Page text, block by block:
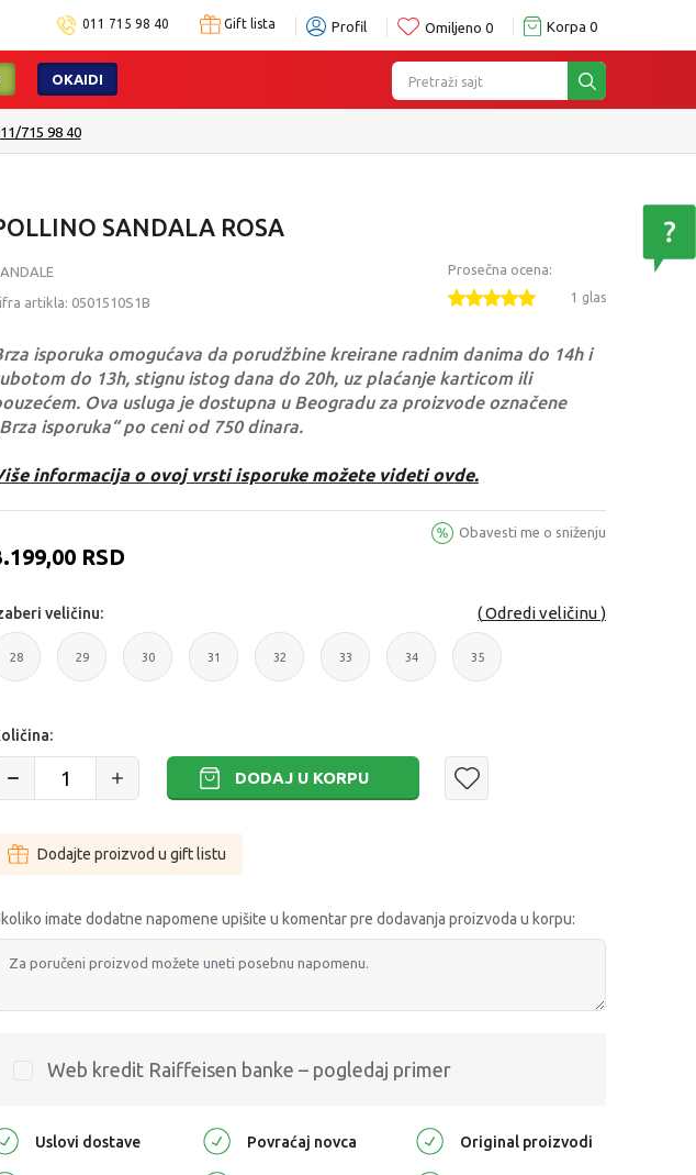
011 715 98 40 Gift lista Profil Omiljeno 0 Korpa 0
Pretraži sajt
OKAIDI
715 98 40
SANDALA ROSA
artikla: 0501510S1B
Prosečna ocena:
1 glas
isporuka omogućava da porudžbine kreirane radnim danima do 14h i
do 13h, stignu istog dana do 20h, uz plaćanje karticom ili
Ova usluga je dostupna u Beogradu za proizvode označene
isporuka“ po ceni od 750 dinara.
informacija o ovoj vrsti isporuke možete videti ovde.
RSD
Obavesti me o sniženju
Odredi veličinu
veličinu:
28 29 30 31 32 33 34 35
DODAJ U KORPU
Dodajte proizvod u gift listu
imate dodatne napomene upišite u komentar pre dodavanja proizvoda u korpu:
Web kredit Raiffeisen banke – pogledaj primer
Uslovi dostave Povraćaj novca Original proizvodi